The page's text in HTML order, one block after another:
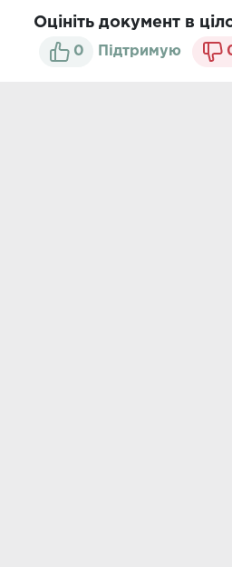
Оцініть документ в
0 Підтримую